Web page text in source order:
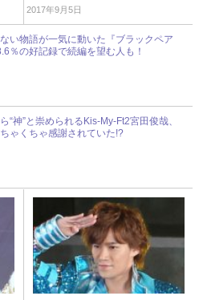
2017年9月5日
い物語が一気に動いた『ブラックペア
％の好記録で続編を望む人も！
“神”と崇められるKis-My-Ft2宮田俊哉、
ゃくちゃ感謝されていた!?